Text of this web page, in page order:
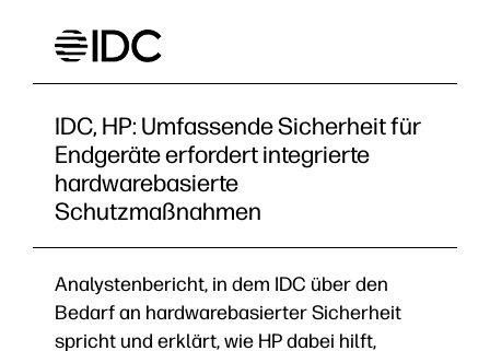
IDC, HP: Umfassende Sicherheit für
Endgeräte erfordert integrierte
hardwarebasierte
Schutzmaßnahmen
Analystenbericht, in dem IDC über den
Bedarf an hardwarebasierter Sicherheit
spricht und erklärt, wie HP dabei hilft,